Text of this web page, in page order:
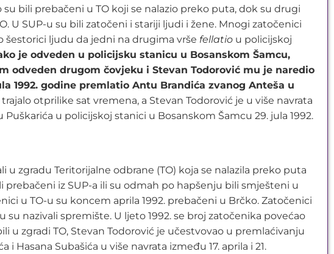
bili prebačeni u TO koji se nalazio preko puta, dok su drugi
U SUP-u su bili zatočeni i stariji ljudi i žene. Mnogi zatočenici
šestorici ljudu da jedni na drugima vrše fellatio u policijskoj
je odveden u policijsku stanicu u Bosanskom Šamcu,
odveden drugom čovjeku i Stevan Todorović mu je naredio
1992. godine premlatio Antu Brandića zvanog Anteša u
otprilike sat vremena, a Stevan Todorović je u više navrata
u policijskoj stanici u Bosanskom Šamcu 29. jula 1992.
zgradu Teritorijalne odbrane (TO) koja se nalazila preko puta
prebačeni iz SUP-a ili su odmah po hapšenju bili smješteni u
u TO-u su koncem aprila 1992. prebačeni u Brčko. Zatočenici
nazivali spremište. U ljeto 1992. se broj zatočenika povećao
u zgradi TO, Stevan Todorović je učestvovao u premlaćivanju
Hasana Subašića u više navrata između 17. aprila i 21.